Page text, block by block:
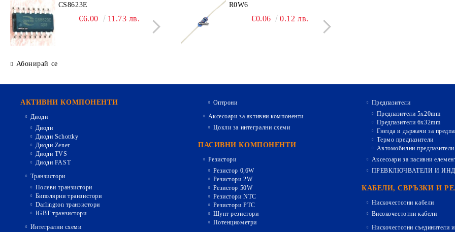
CS8623E
€6.00 11.73 лв.
IRL2505N
€3.60 7.04 лв.
Абонирай се
R0W6
€0.06 0.12 лв.
АКТИВНИ КОМПОНЕНТИ
Диоди
Диоди
Диоди Schottky
Диоди Zener
Диоди TVS
Диоди FAST
Транзистори
Полеви транзистори
Биполярни транзистори
Darlington транзистори
IGBT транзистори
Интегрални схеми
Оптрони
Аксесоари за активни компоненти
Цокли за интегрални схеми
ПАСИВНИ КОМПОНЕНТИ
Резистори
Резистор 0,6W
Резистори 2W
Резистор 50W
Резистори NTC
Резистори PTC
Шунт резистори
Потенциометри
Предпазители
Предпазители 5х20mm
Предпазители 6х32mm
Гнезда и държачи за
Термо предпазители
Автомобилни предпазители
Аксесоари за пасивни
ПРЕВКЛЮЧВАТЕЛИ И
КАБЕЛИ, СВРЪЗКИ И
Нискочестотни кабели
Високочестотни кабели
Нискочестотни съединители